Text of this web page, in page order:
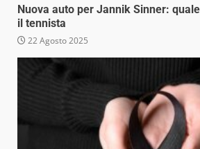
Nuova auto per Jannik Sinner:
il tennista
22 Agosto 2025